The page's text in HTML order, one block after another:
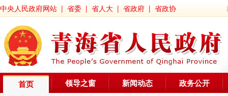
中央人民政府网站 | 省委 | 省人大 | 省政府 | 省政协
首页 领导之窗 新闻动态 政务公开